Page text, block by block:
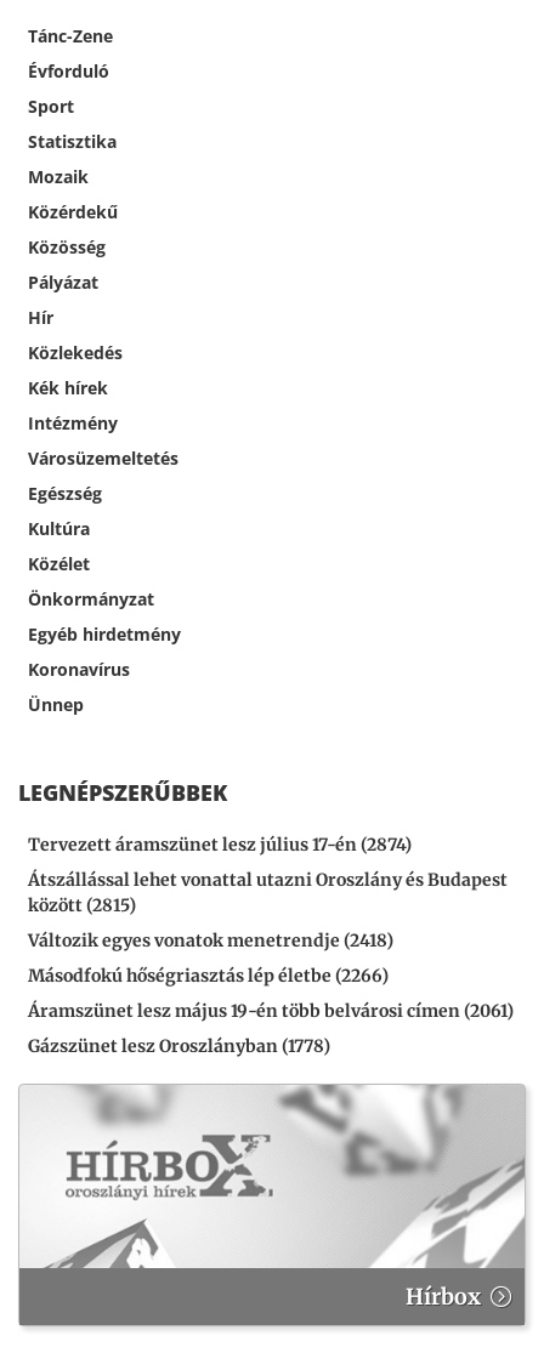
Tánc-Zene
Évforduló
Sport
Statisztika
Mozaik
Közérdekű
Közösség
Pályázat
Hír
Közlekedés
Kék hírek
Intézmény
Városüzemeltetés
Egészség
Kultúra
Közélet
Önkormányzat
Egyéb hirdetmény
Koronavírus
Ünnep
LEGNÉPSZERŰBBEK
Tervezett áramszünet lesz július 17-én (2874)
Átszállással lehet vonattal utazni Oroszlány és Budapest
között (2815)
Változik egyes vonatok menetrendje (2418)
Másodfokú hőségriasztás lép életbe (2266)
Áramszünet lesz május 19-én több belvárosi címen (2061)
Gázszünet lesz Oroszlányban (1778)
Hírbox